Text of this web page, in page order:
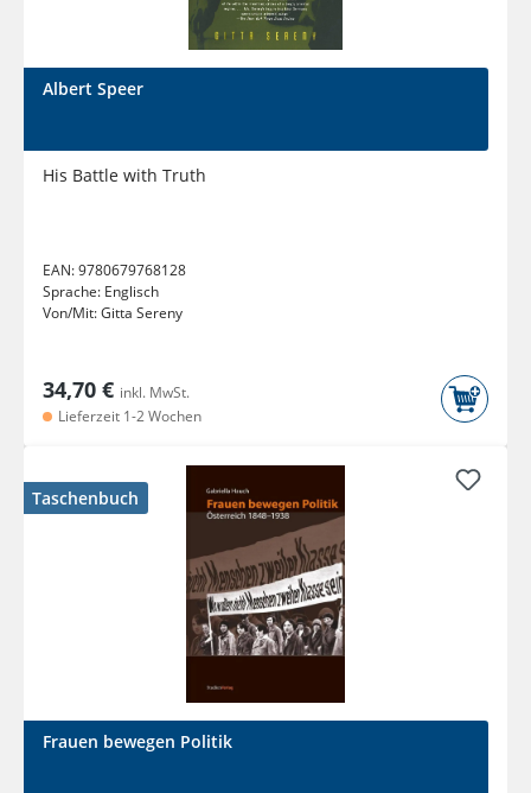
Albert Speer
His Battle with Truth
EAN:9780679768128
Sprache: Englisch
Von/Mit:Gitta Sereny
34,70 € inkl. MwSt.
Lieferzeit 1-2 Wochen
Taschenbuch
Frauen bewegen Politik